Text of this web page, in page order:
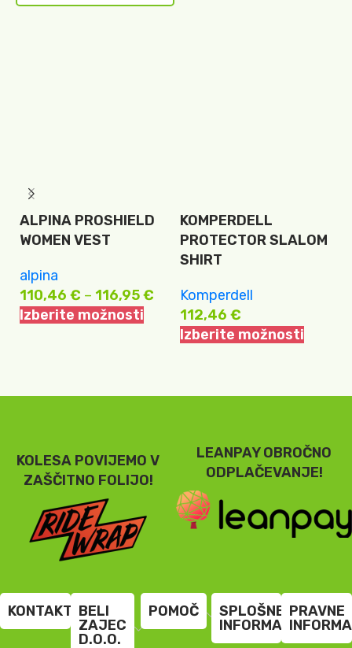
ALPINA PROSHIELD
WOMEN VEST
alpina
110,46 € – 116,95€
Izberite možnosti
KOMPERDELL
PROTECTOR SLALOM
SHIRT
Komperdell
112,46 €
Izberite možnosti
KOLESA POVIJEMO V
ZAŠČITNO FOLIJO!
LEANPAY OBROČNO
ODPLAČEVANJE!
KONTAKT BELI
ZAJEC
D.O.O.
POMOČ
SPLOŠNE
INFORMACIJE
PRAVNE